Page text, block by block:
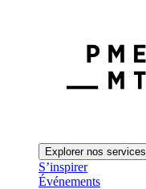
Explorer nos services
S’inspirer
Événements